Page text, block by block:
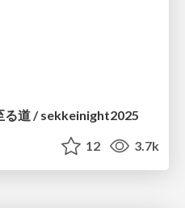
道 / sekkeinight2025
12 3.7k